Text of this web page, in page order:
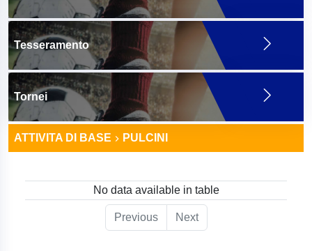
Tesseramento
Tornei
ATTIVITA DI BASE PULCINI
No data available in table
Previous Next